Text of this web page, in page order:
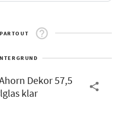
Dekor 57,5
klar